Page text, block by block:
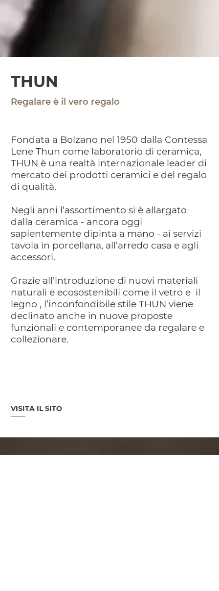
THUN
Regalare è il vero regalo
Fondata a Bolzano nel 1950 dalla Contessa
Lene Thun come laboratorio di ceramica,
THUN è una realtà internazionale leader di
mercato dei prodotti ceramici e del regalo
di qualità.
Negli anni l’assortimento si è allargato
dalla ceramica - ancora oggi
sapientemente dipinta a mano - ai servizi
tavola in porcellana, all’arredo casa e agli
accessori.
Grazie all’introduzione di nuovi materiali
naturali e ecosostenibili come il vetro e il
legno , l’inconfondibile stile THUN viene
declinato anche in nuove proposte
funzionali e contemporanee da regalare e
collezionare.
VISITA IL SITO